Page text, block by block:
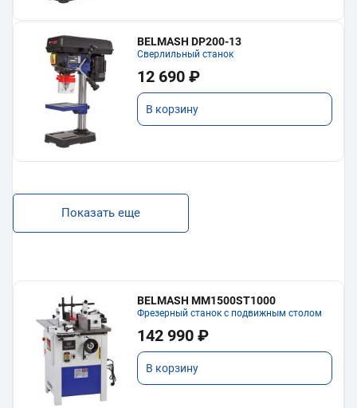
BELMASH DP200-13
Сверлильный станок
12 690 ₽
В корзину
Показать еще
BELMASH MM1500ST1000
Фрезерный станок с подвижным столом
142 990 ₽
В корзину